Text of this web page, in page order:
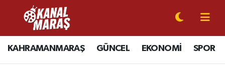
KAHRAMANMARAŞ GÜNCEL EKONOMİ SPOR
CANLI YAYIN
KAHRAMANMARAŞ
Kahramanmaraş Nöbetçi Eczaneler
Kahramanmaraş Hava Durumu